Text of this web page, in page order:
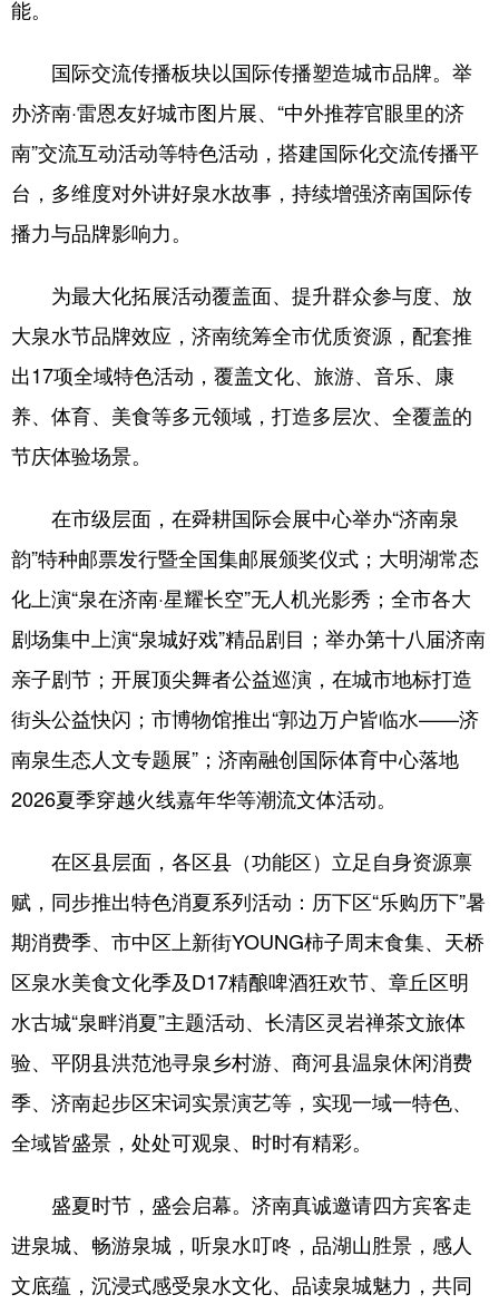
能。
国际交流传播板块以国际传播塑造城市品牌。举
办济南·雷恩友好城市图片展、“中外推荐官眼里的济
南”交流互动活动等特色活动，搭建国际化交流传播平
台，多维度对外讲好泉水故事，持续增强济南国际传
播力与品牌影响力。
为最大化拓展活动覆盖面、提升群众参与度、放
大泉水节品牌效应，济南统筹全市优质资源，配套推
出17项全域特色活动，覆盖文化、旅游、音乐、康
养、体育、美食等多元领域，打造多层次、全覆盖的
节庆体验场景。
在市级层面，在舜耕国际会展中心举办“济南泉
韵”特种邮票发行暨全国集邮展颁奖仪式；大明湖常态
化上演“泉在济南·星耀长空”无人机光影秀；全市各大
剧场集中上演“泉城好戏”精品剧目；举办第十八届济南
亲子剧节；开展顶尖舞者公益巡演，在城市地标打造
街头公益快闪；市博物馆推出“郭边万户皆临水——济
南泉生态人文专题展”；济南融创国际体育中心落地
2026夏季穿越火线嘉年华等潮流文体活动。
在区县层面，各区县（功能区）立足自身资源禀
赋，同步推出特色消夏系列活动：历下区“乐购历下”暑
期消费季、市中区上新街YOUNG柿子周末食集、天桥
区泉水美食文化季及D17精酿啤酒狂欢节、章丘区明
水古城“泉畔消夏”主题活动、长清区灵岩禅茶文旅体
验、平阴县洪范池寻泉乡村游、商河县温泉休闲消费
季、济南起步区宋词实景演艺等，实现一域一特色、
全域皆盛景，处处可观泉、时时有精彩。
盛夏时节，盛会启幕。济南真诚邀请四方宾客走
进泉城、畅游泉城，听泉水叮咚，品湖山胜景，感人
文底蕴，沉浸式感受泉水文化、品读泉城魅力，共同